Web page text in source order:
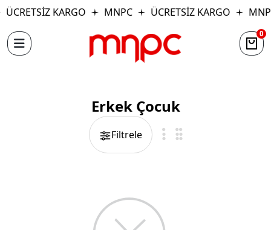
ÜCRETSİZ KARGO MNPC ÜCRETSİZ KARGO
0
Erkek Çocuk
Filtrele